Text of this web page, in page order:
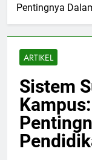
Pentingnya
ARTIKEL
Sistem